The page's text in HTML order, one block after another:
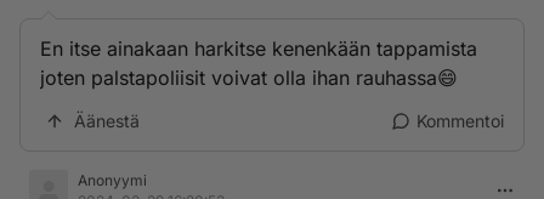
En itse ainakaan harkitse kenenkään tappamista
joten palstapoliisit voivat olla ihan rauhassa😄
Äänestä Kommentoi
Anonyymi